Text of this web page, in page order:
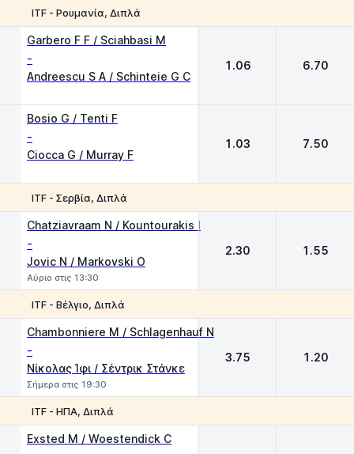
ITF - Ρουμανία, Διπλά
Garbero F F / Sciahbasi M
-
Andreescu S A / Schinteie G C
1.06 6.70
Bosio G / Tenti F
-
Ciocca G / Murray F
1.03 7.50
ITF - Σερβία, Διπλά
Chatziavraam N / Kountourakis I
-
Jovic N / Markovski O
Αύριο στις 13:30
2.30 1.55
ITF - Βέλγιο, Διπλά
Chambonniere M / Schlagenhauf N
-
Νίκολας Ίφι / Σέντρικ Στάνκε
Σήμερα στις 19:30
3.75 1.20
ITF - ΗΠΑ, Διπλά
Exsted M / Woestendick C